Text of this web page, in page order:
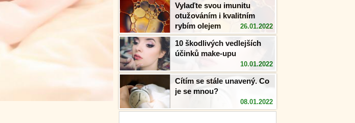
Vylaďte svou imunitu
otužováním i kvalitním
rybím olejem
26.01.2022
10 škodlivých vedlejších
účinků make-upu
10.01.2022
Cítím se stále unavený. Co
je se mnou?
08.01.2022